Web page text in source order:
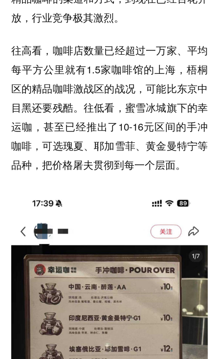
放，行业竞争极其激烈。
往高看，咖啡店数量已经超过一万家、平均
每平方公里就有1.5家咖啡馆的上海，梧桐
区的精品咖啡激战区的战况，可能比东京中
目黑还要残酷。往低看，蜜雪冰城旗下的幸
运咖，甚至已经推出了10-16元区间的手冲
咖啡，可选瑰夏、耶加雪菲、黄金曼特宁等
品种，把价格屠夫贯彻到每一个层面。